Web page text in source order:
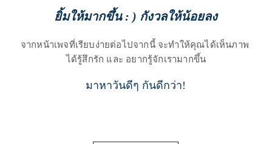
ยิ้มให้มากขึ้น : ) กังวลให้น้อยลง
จากหน้าเพจที่เรียบง่ายต่อไปจากนี้ จะทำให้คุณได้เห็นภาพ
ได้รู้สึกรัก และ อยากรู้จักเรามากขึ้น
มาหาวันดีๆ กันดีกว่า!